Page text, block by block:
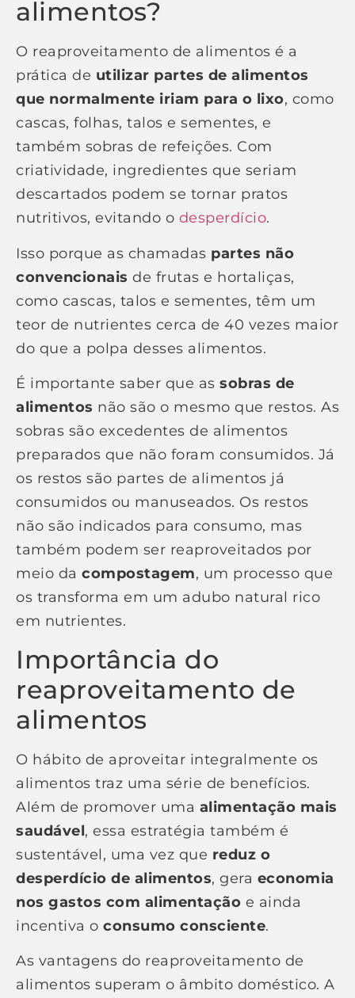
alimentos?
O reaproveitamento de alimentos é a
prática de utilizar partes de alimentos
que normalmente iriam para o lixo, como
cascas, folhas, talos e sementes, e
também sobras de refeições. Com
criatividade, ingredientes que seriam
descartados podem se tornar pratos
nutritivos, evitando o desperdício.
Isso porque as chamadas partes não
convencionais de frutas e hortaliças,
como cascas, talos e sementes, têm um
teor de nutrientes cerca de 40 vezes maior
do que a polpa desses alimentos.
É importante saber que as sobras de
alimentos não são o mesmo que restos. As
sobras são excedentes de alimentos
preparados que não foram consumidos. Já
os restos são partes de alimentos já
consumidos ou manuseados. Os restos
não são indicados para consumo, mas
também podem ser reaproveitados por
meio da compostagem, um processo que
os transforma em um adubo natural rico
em nutrientes.
Importância do
reaproveitamento de
alimentos
O hábito de aproveitar integralmente os
alimentos traz uma série de benefícios.
Além de promover uma alimentação mais
saudável, essa estratégia também é
sustentável, uma vez que reduz o
desperdício de alimentos, gera economia
nos gastos com alimentação e ainda
incentiva o consumo consciente.
As vantagens do reaproveitamento de
alimentos superam o âmbito doméstico. A